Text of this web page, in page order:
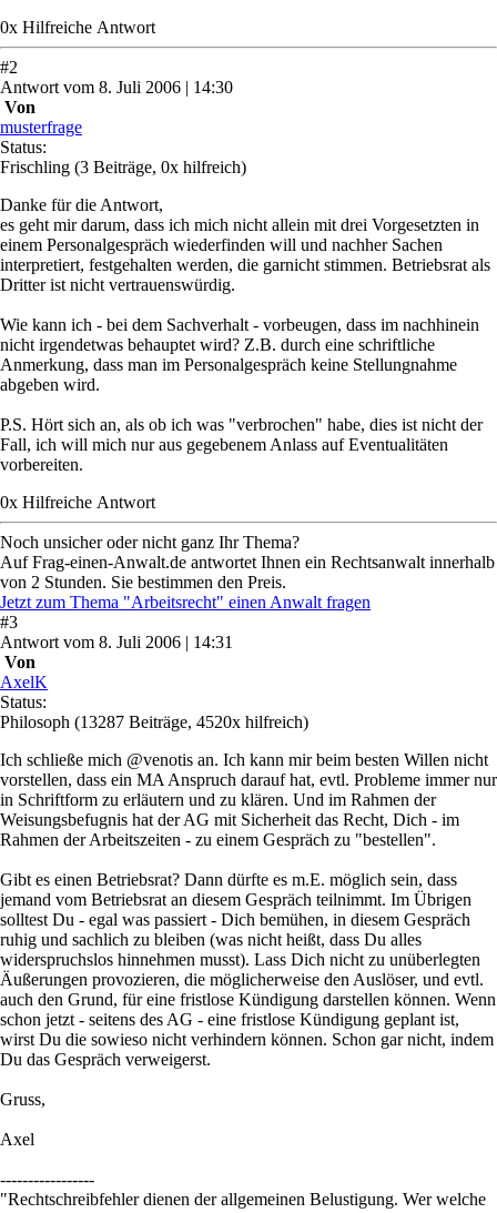
0x Hilfreiche Antwort
#2
Antwort vom 8. Juli 2006 | 14:30
Von
musterfrage
Status:
Frischling (3 Beiträge, 0x hilfreich)
Danke für die Antwort,
es geht mir darum, dass ich mich nicht allein mit drei Vorgesetzten in
einem Personalgespräch wiederfinden will und nachher Sachen
interpretiert, festgehalten werden, die garnicht stimmen. Betriebsrat als
Dritter ist nicht vertrauenswürdig.
Wie kann ich - bei dem Sachverhalt - vorbeugen, dass im nachhinein
nicht irgendetwas behauptet wird? Z.B. durch eine schriftliche
Anmerkung, dass man im Personalgespräch keine Stellungnahme
abgeben wird.
P.S. Hört sich an, als ob ich was "verbrochen" habe, dies ist nicht der
Fall, ich will mich nur aus gegebenem Anlass auf Eventualitäten
vorbereiten.
0x Hilfreiche Antwort
Noch unsicher oder nicht ganz Ihr Thema?
Auf Frag-einen-Anwalt.de antwortet Ihnen ein Rechtsanwalt innerhalb
von 2 Stunden. Sie bestimmen den Preis.
Jetzt zum Thema "Arbeitsrecht" einen Anwalt fragen
#3
Antwort vom 8. Juli 2006 | 14:31
Von
AxelK
Status:
Philosoph (13287 Beiträge, 4520x hilfreich)
Ich schließe mich @venotis an. Ich kann mir beim besten Willen nicht
vorstellen, dass ein MA Anspruch darauf hat, evtl. Probleme immer nur
in Schriftform zu erläutern und zu klären. Und im Rahmen der
Weisungsbefugnis hat der AG mit Sicherheit das Recht, Dich - im
Rahmen der Arbeitszeiten - zu einem Gespräch zu "bestellen".
Gibt es einen Betriebsrat? Dann dürfte es m.E. möglich sein, dass
jemand vom Betriebsrat an diesem Gespräch teilnimmt. Im Übrigen
solltest Du - egal was passiert - Dich bemühen, in diesem Gespräch
ruhig und sachlich zu bleiben (was nicht heißt, dass Du alles
widerspruchslos hinnehmen musst). Lass Dich nicht zu unüberlegten
Äußerungen provozieren, die möglicherweise den Auslöser, und evtl.
auch den Grund, für eine fristlose Kündigung darstellen können. Wenn
schon jetzt - seitens des AG - eine fristlose Kündigung geplant ist,
wirst Du die sowieso nicht verhindern können. Schon gar nicht, indem
Du das Gespräch verweigerst.
Gruss,
Axel
-----------------
"Rechtschreibfehler dienen der allgemeinen Belustigung. Wer welche